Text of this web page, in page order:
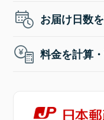
お届け日数
料金を計算